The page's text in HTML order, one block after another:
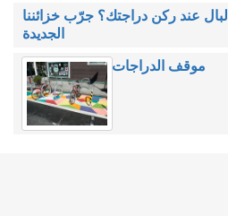
عند ركن دراجتك؟ جرّب خزائننا
الجديدة
موقف الدراجات